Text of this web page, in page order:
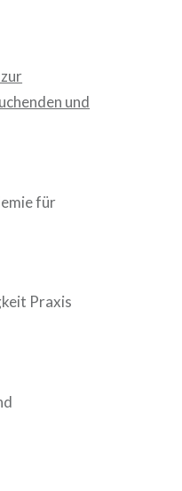
und
für
Praxis